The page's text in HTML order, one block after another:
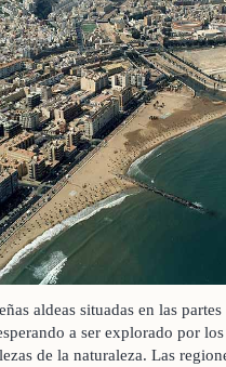
aldeas situadas en las
a ser explorado por
de la naturaleza. Las